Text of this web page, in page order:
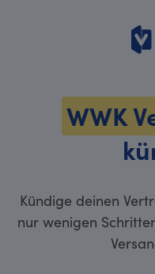
WWK
Kündige deinen
nur wenigen